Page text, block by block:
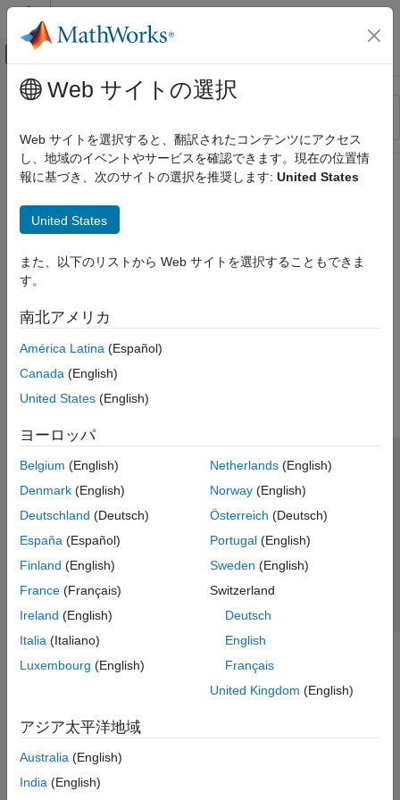
コンテンツへスキップ
オフキャンバス ナビゲーション メ
リソース
ステータス
メインコンテンツ
Web サイトの選択
Web サイトを選択すると、翻訳されたコンテンツにアクセス
し、地域のイベントやサービスを確認できます。現在の位置情
報に基づき、次のサイトの選択を推奨します: United States
United States
また、以下のリストから Web サイトを選択することもできま
す。
南北アメリカ
América Latina (Español)
Canada (English)
United States (English)
ヨーロッパ
Belgium (English)
Denmark (English)
Deutschland (Deutsch)
España (Español)
Finland (English)
France (Français)
Ireland (English)
Italia (Italiano)
Luxembourg (English)
Netherlands(English)
Norway(English)
Österreich (Deutsch)
Portugal(English)
Sweden (English)
Switzerland
Deutsch
English
Français
United Kingdom (English)
アジア太平洋地域
Australia (English)
India (English)
トラストセンター
プライバシー ポリシー
違法コピー防止
アプリケーション ステータス
© 1994-2026 The MathWorks, Inc.